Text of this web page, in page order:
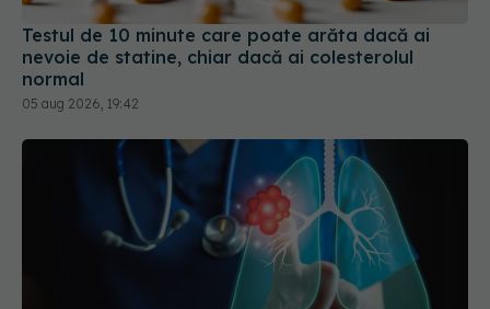
Testul de 10 minute care poate arăta dacă ai
nevoie de statine, chiar dacă ai colesterolul
normal
05 aug 2026, 19:42